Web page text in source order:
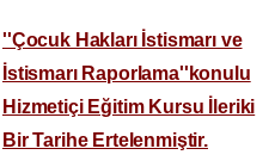
''Çocuk Hakları İstismarı ve
İstismarı Raporlama''konulu
Hizmetiçi Eğitim Kursu İleriki
Bir Tarihe Ertelenmiştir.